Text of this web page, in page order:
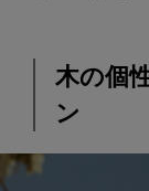
木の個
ン